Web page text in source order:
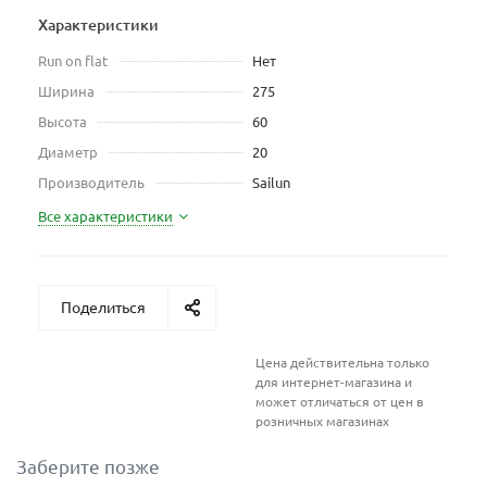
Характеристики
Run on flat
Нет
Ширина
275
Высота
60
Диаметр
20
Производитель
Sailun
Все характеристики
Поделиться
Цена действительна только
для интернет-магазина и
может отличаться от цен в
розничных магазинах
Заберите позже